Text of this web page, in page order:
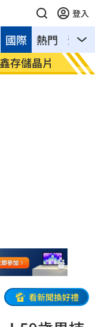
登入
熱門 影音
國際
存儲晶片 不滿
看新聞換好禮